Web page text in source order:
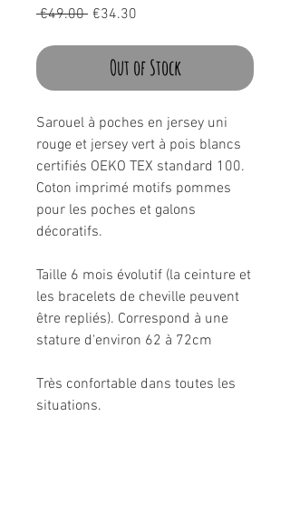
€49.00 Regular
€34.30
Out of Stock
Sarouel à poches en jersey uni
rouge et jersey vert à pois blancs
certifiés OEKO TEX standard 100.
Coton imprimé motifs pommes
pour les poches et galons
décoratifs.
Taille 6 mois évolutif (la ceinture et
les bracelets de cheville peuvent
être repliés). Correspond à une
stature d'environ 62 à 72cm
Très confortable dans toutes les
situations.